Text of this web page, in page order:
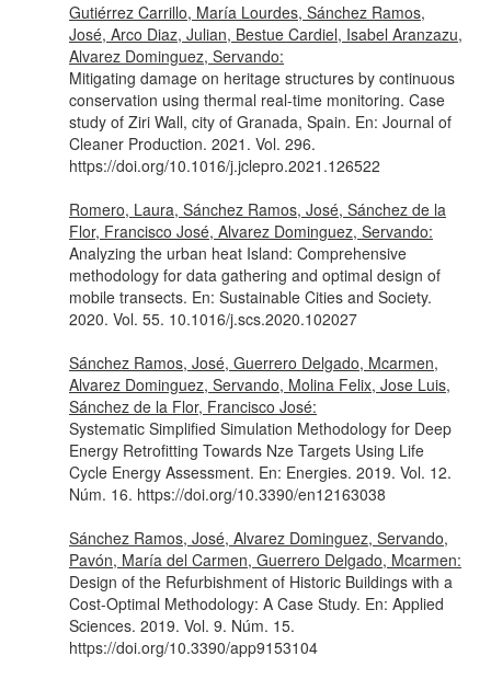
Gutiérrez Carrillo, María Lourdes, Sánchez Ramos,
José, Arco Diaz, Julian, Bestue Cardiel, Isabel Aranzazu,
Alvarez Dominguez, Servando:
Mitigating damage on heritage structures by continuous
conservation using thermal real-time monitoring. Case
study of Ziri Wall, city of Granada, Spain. En: Journal of
Cleaner Production. 2021. Vol. 296.
https://doi.org/10.1016/j.jclepro.2021.126522
Romero, Laura, Sánchez Ramos, José, Sánchez de la
Flor, Francisco José, Alvarez Dominguez, Servando:
Analyzing the urban heat Island: Comprehensive
methodology for data gathering and optimal design of
mobile transects. En: Sustainable Cities and Society.
2020. Vol. 55. 10.1016/j.scs.2020.102027
Sánchez Ramos, José, Guerrero Delgado, Mcarmen,
Alvarez Dominguez, Servando, Molina Felix, Jose Luis,
Sánchez de la Flor, Francisco José:
Systematic Simplified Simulation Methodology for Deep
Energy Retrofitting Towards Nze Targets Using Life
Cycle Energy Assessment. En: Energies. 2019. Vol. 12.
Núm. 16. https://doi.org/10.3390/en12163038
Sánchez Ramos, José, Alvarez Dominguez, Servando,
Pavón, María del Carmen, Guerrero Delgado, Mcarmen:
Design of the Refurbishment of Historic Buildings with a
Cost-Optimal Methodology: A Case Study. En: Applied
Sciences. 2019. Vol. 9. Núm. 15.
https://doi.org/10.3390/app9153104